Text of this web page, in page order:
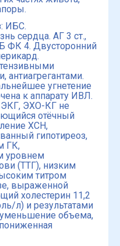
ИБС.
сердца. АГ 3 ст.,
ФК 4. Двусторонний
антиагрегантами.
угнетение
к аппарату ИВЛ.
ЭХО-КГ не
отёчный
ХСН,
гипотиреоз,
ГК,
уровнем
(ТТГ), низким
титром
выраженной
холестерин 11,2
л) и результатами
объема,